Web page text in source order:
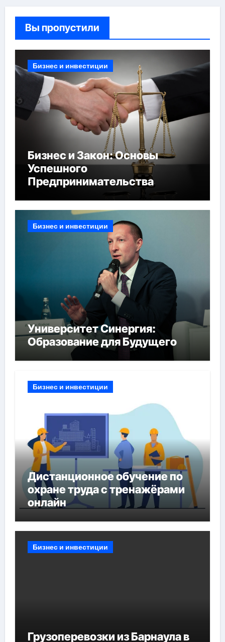
Вы пропустили
Бизнес и инвестиции
Бизнес и Закон: Основы
Успешного
Предпринимательства
Бизнес и инвестиции
Университет Синергия:
Образование для Будущего
Бизнес и инвестиции
Дистанционное обучение по
охране труда с тренажёрами
онлайн
Бизнес и инвестиции
Грузоперевозки из Барнаула в